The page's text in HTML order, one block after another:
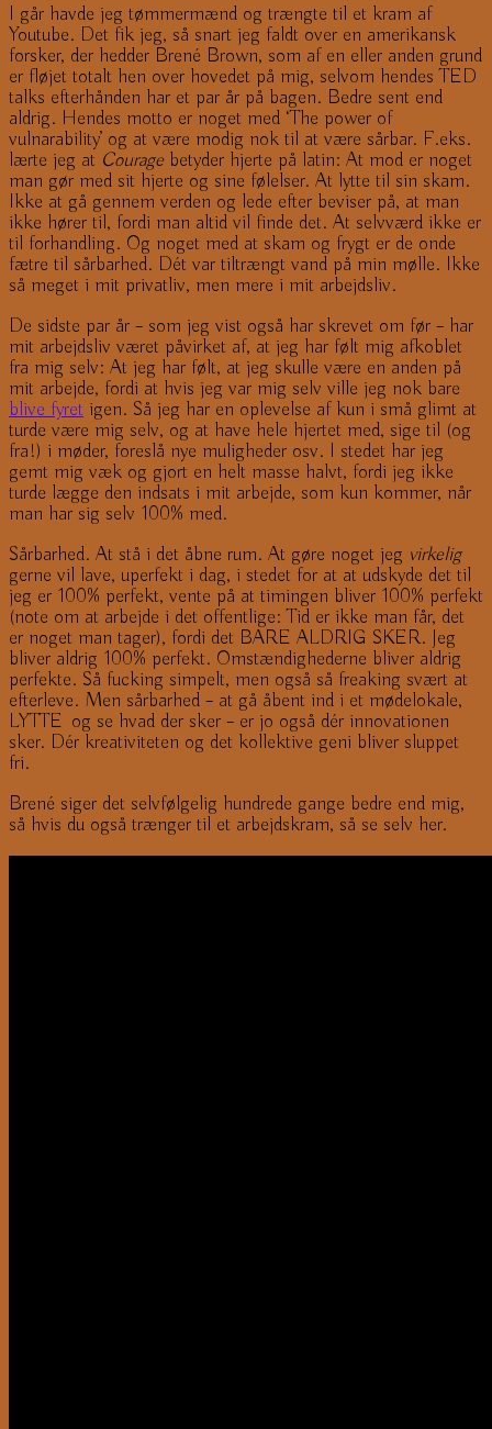
I går havde jeg tømmermænd og trængte til et kram af
Youtube. Det fik jeg, så snart jeg faldt over en amerikansk
forsker, der hedder Brené Brown, som af en eller anden grund
er fløjet totalt hen over hovedet på mig, selvom hendes TED
talks efterhånden har et par år på bagen. Bedre sent end
aldrig. Hendes motto er noget med ‘The power of
vulnarability’ og at være modig nok til at være sårbar. F.eks.
lærte jeg at Couragebetyder hjerte på latin: At mod er noget
man gør med sit hjerte og sine følelser. At lytte til sin skam.
Ikke at gå gennem verden og lede efter beviser på, at man
ikke hører til, fordi man altid vil finde det. At selvværd ikke er
til forhandling. Og noget med at skam og frygt er de onde
fætre til sårbarhed. Dét var tiltrængt vand på min mølle. Ikke
så meget i mit privatliv, men mere i mit arbejdsliv.
De sidste par år – som jeg vist også har skrevet om før – har
mit arbejdsliv været påvirket af, at jeg har følt mig afkoblet
fra mig selv: At jeg har følt, at jeg skulle være en anden på
mit arbejde, fordi at hvis jeg var mig selv ville jeg nok bare
blive fyret igen. Så jeg har en oplevelse af kun i små glimt at
turde være mig selv, og at have hele hjertet med, sige til (og
fra!) i møder, foreslå nye muligheder osv. I stedet har jeg
gemt mig væk og gjort en helt masse halvt, fordi jeg ikke
turde lægge den indsats i mit arbejde, som kun kommer, når
man har sig selv 100% med.
Sårbarhed. At stå i det åbne rum. At gøre noget jeg virkelig
gerne vil lave, uperfekt i dag, i stedet for at at udskyde det til
jeg er 100% perfekt, vente på at timingen bliver 100% perfekt
(note om at arbejde i det offentlige: Tid er ikke man får, det
er noget man tager), fordi det BARE ALDRIG SKER. Jeg
bliver aldrig 100% perfekt. Omstændighederne bliver aldrig
perfekte. Så fucking simpelt, men også så freaking svært at
efterleve. Men sårbarhed – at gå åbent ind i et mødelokale,
LYTTE og se hvad der sker – er jo også dér innovationen
sker. Dér kreativiteten og det kollektive geni bliver sluppet
fri.
Brené siger det selvfølgelig hundrede gange bedre end mig,
så hvis du også trænger til et arbejdskram, så se selv her.